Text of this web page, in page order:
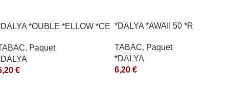
*DALYA *AWAII 50 *R
TABAC, Paquet
*DALYA
6,20 €
*OUBLE *ELLOW *CE
, Paquet
€